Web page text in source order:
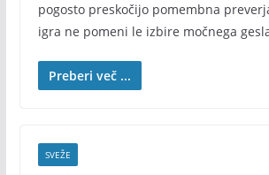
pogosto preskočijo pomembna
igra ne pomeni le izbire močnega
Preberi več ...
SVEŽE